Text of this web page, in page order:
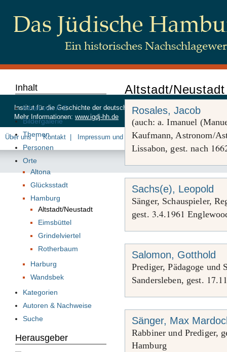
Altstadt/Neustadt
Rosales, Jacob
(auch: a. Imanuel
Kaufmann, Astronom/
Lissabon, gest. nach
Sachs(e), Leopold
Sänger, Schauspieler,
gest. 3.4.1961
Salomon, Gotthold
Prediger, Pädagoge
Sandersleben, gest. 17.
Sänger, Max
Rabbiner und Prediger,
Hamburg
Inhalt
Inhalt von A-Z
Bildergalerie
Themen
Personen
Orte
Altona
Glücksstadt
Hamburg
Altstadt/Neustadt
Eimsbüttel
Grindelviertel
Rotherbaum
Harburg
Wandsbek
Kategorien
Autoren & Nachweise
Suche
Herausgeber
Institut für die Geschichte der deutschen Juden, Beim Schlump 83,
Mehr Informationen: www.igdj-hh.de
Über uns Kontakt Impressum und Datenschutz